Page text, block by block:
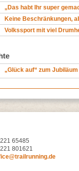
„Das habt Ihr super
Keine Beschränkungen,
Volkssport mit viel
„Glück auf“ zum Jubiläum
65485
801621